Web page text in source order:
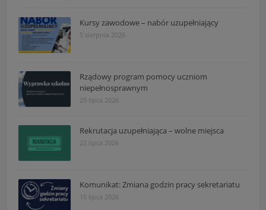
Kursy zawodowe – nabór uzupełniający
5 sierpnia 2026
Rządowy program pomocy uczniom
niepełnosprawnym
29 lipca 2026
Rekrutacja uzupełniająca – wolne miejsca
22 lipca 2026
Komunikat: Zmiana godzin pracy sekretariatu
16 lipca 2026